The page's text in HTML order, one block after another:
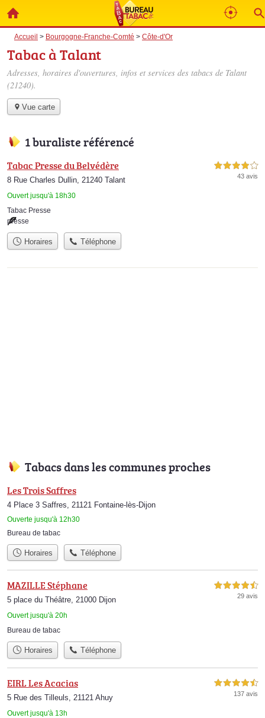
Accueil > Bourgogne-Franche-Comté > Côte-d'Or
Tabac à Talant
Adresses, horaires d'ouvertures, infos et services des tabacs de Talant
(21240).
Vue carte
1 buraliste référencé
Tabac Presse du Belvédère
8 Rue Charles Dullin, 21240 Talant
Ouvert jusqu'à 18h30
4,0 étoiles sur 5
43 avis
Tabac Presse
presse
Horaires Téléphone
Tabacs dans les communes proches
Les Trois Saffres
4 Place 3 Saffres, 21121 Fontaine-lès-Dijon
Ouverte jusqu'à 12h30
Bureau de tabac
Horaires Téléphone
MAZILLE Stéphane
5 place du Théâtre, 21000 Dijon
Ouvert jusqu'à 20h
4,5 étoiles sur 5
29 avis
Bureau de tabac
Horaires Téléphone
EIRL Les Acacias
5 Rue des Tilleuls, 21121 Ahuy
Ouvert jusqu'à 13h
4,5 étoiles sur 5
137 avis